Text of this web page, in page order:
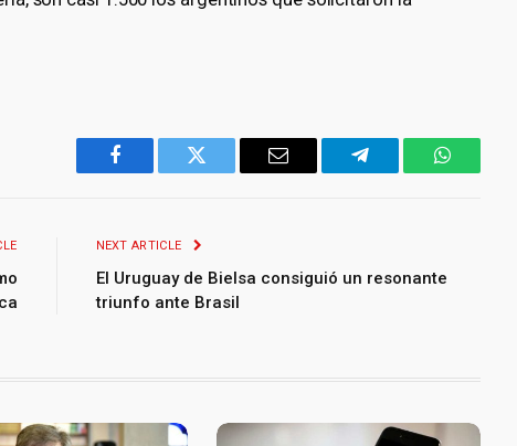
Facebook Twitter Email Telegram WhatsApp
NEXT ARTICLE
El Uruguay de Bielsa consiguió un resonante
triunfo ante Brasil